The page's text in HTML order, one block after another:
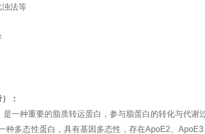
浊法等
：
一种重要的脂质转运蛋白，参与脂蛋白的转化与代谢
种多态性蛋白，具有基因多态性，存在ApoE2、